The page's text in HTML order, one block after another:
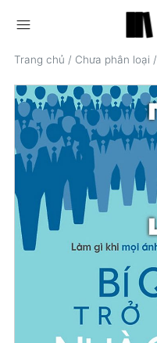
menu
Trang chủ / Chưa phân loại /